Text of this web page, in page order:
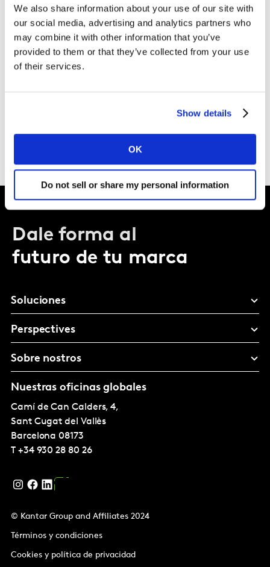
We also share information about your use of our site with
our social media, advertising and analytics partners who
may combine it with other information that you’ve
provided to them or that they’ve collected from your use
of their services.
Show details
OK
Do not sell or share my personal information
Dale forma al
futuro de tu marca
Soluciones
Perspectives
Sobre nostros
Nuestras oficinas globales
Camí de Can Calders, 4,
Sant Cugat del Vallès
Barcelona 08173
T +34 930 28 80 26
© Kantar Group and Affiliates 2024
Términos y condiciones
Cookies y política de privacidad